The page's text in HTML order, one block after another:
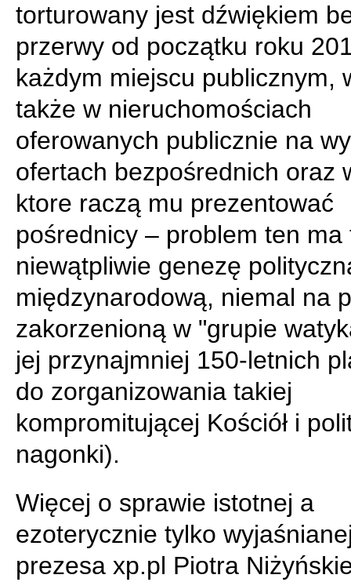
torturowany jest dźwiękiem
przerwy od początku roku
każdym miejscu publicznym,
także w nieruchomościach
oferowanych publicznie na
ofertach bezpośrednich oraz
ktore raczą mu prezentować
pośrednicy – problem ten ma
niewątpliwie genezę
międzynarodową, niemal na
zakorzenioną w "grupie
jej przynajmniej 150-letnich
do zorganizowania takiej
kompromitującej Kościół i
nagonki).
Więcej o sprawie istotnej a
ezoterycznie tylko
prezesa xp.pl Piotra